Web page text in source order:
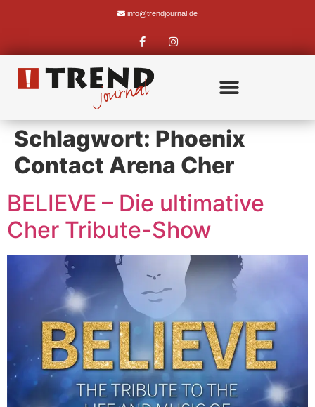
info@trendjournal.de
Schlagwort: Phoenix
Contact Arena Cher
BELIEVE – Die ultimative
Cher Tribute-Show